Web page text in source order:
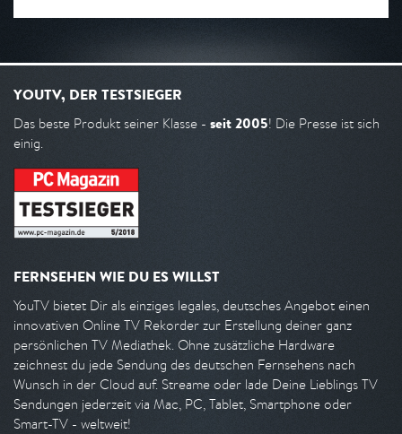
YOUTV, DER TESTSIEGER
Das beste Produkt seiner Klasse - seit 2005! Die Presse ist sich
einig.
FERNSEHEN WIE DU ES WILLST
YouTV bietet Dir als einziges legales, deutsches Angebot einen
innovativen Online TV Rekorder zur Erstellung deiner ganz
persönlichen TV Mediathek. Ohne zusätzliche Hardware
zeichnest du jede Sendung des deutschen Fernsehens nach
Wunsch in der Cloud auf. Streame oder lade Deine Lieblings TV
Sendungen jederzeit via Mac, PC, Tablet, Smartphone oder
Smart-TV - weltweit!